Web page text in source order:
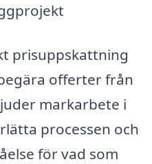
prisuppskattning
offerter från
markarbete i
processen och
för vad som